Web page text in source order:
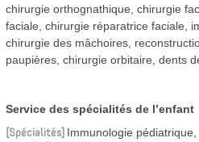
chirurgie orthognathique, chirurgie
faciale, chirurgie réparatrice faciale,
chirurgie des mâchoires,
paupières, chirurgie orbitaire, dents
Service des spécialités de l’enfant
Spécialités Immunologie